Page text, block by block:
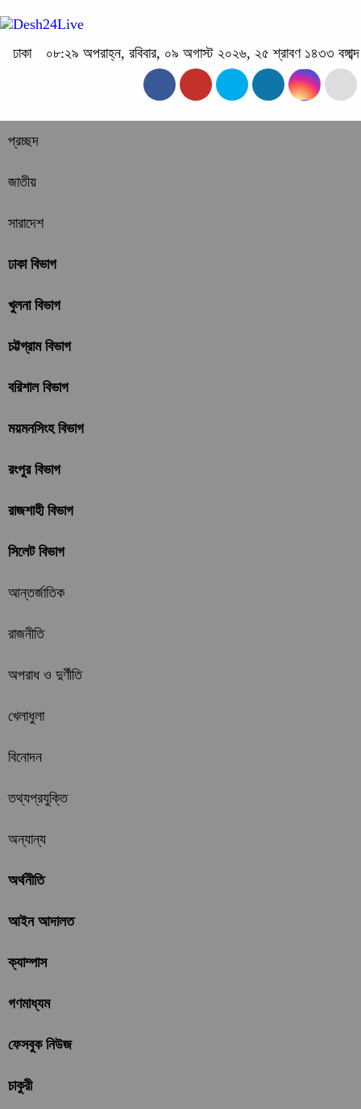
ঢাকা ০৮:২৯ অপরাহ্ন, রবিবার, ০৯ অগাস্ট ২০২৬, ২৫ শ্রাবণ ১৪৩৩ বঙ্গাব্দ
প্রচ্ছদ
জাতীয়
সারাদেশ
ঢাকা বিভাগ
খুলনা বিভাগ
চট্টগ্রাম বিভাগ
বরিশাল বিভাগ
ময়মনসিংহ বিভাগ
রংপুর বিভাগ
রাজশাহী বিভাগ
সিলেট বিভাগ
আন্তর্জাতিক
রাজনীতি
অপরাধ ও দুর্ণীতি
খেলাধুলা
বিনোদন
তথ্যপ্রযুক্তি
অন্যান্য
অর্থনীতি
আইন আদালত
ক্যাম্পাস
গণমাধ্যম
ফেসবুক নিউজ
চাকুরী